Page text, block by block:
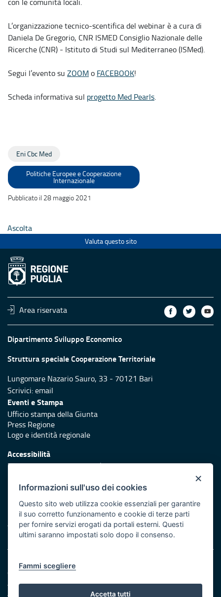
L’organizzazione tecnico-scentifica del webinar è a cura di
Daniela De Gregorio, CNR ISMED Consiglio Nazionale delle
Ricerche (CNR) - Istituto di Studi sul Mediterraneo (ISMed).
Segui l’evento su ZOOM o FACEBOOK!
Scheda informativa sul progetto Med Pearls.
Eni Cbc Med
Politiche Europee e Cooperazione
Internazionale
Pubblicato il 28 maggio 2021
Ascolta
Valuta questo sito
Area riservata
Dipartimento Sviluppo Economico
Struttura speciale Cooperazione Territoriale
Lungomare Nazario Sauro, 33 - 70121 Bari
Scrivici:email
Eventi e Stampa
Ufficio stampa della Giunta
Press Regione
Logo e identità regionale
Accessibilità
Dichiarazione di accessibilità
Redazione
Protezione civile
Vai al sito di Protezione Civile Puglia
Note legali
Cookie e privacy
Amministrazione trasparente
Atti di notifica
×
Informazioni sull'uso dei cookies
Questo sito web utilizza cookie essenziali per garantire
il suo corretto funzionamento e cookie di terze parti
per fornire servizi erogati da portali esterni. Questi
ultimi saranno impostati solo dopo il consenso.
Fammi scegliere
Accetta tutti